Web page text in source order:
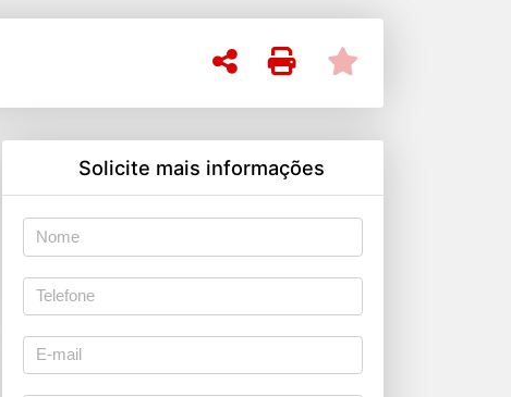
Solicite mais informações